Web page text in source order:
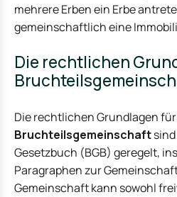
mehrere Erben ein Erbe
gemeinschaftlich eine
Die rechtlichen
Die rechtlichen Grundlagen
Bruchteilsgemeinschaft
Gesetzbuch (BGB) geregelt,
Paragraphen zur
Gemeinschaft kann sowohl